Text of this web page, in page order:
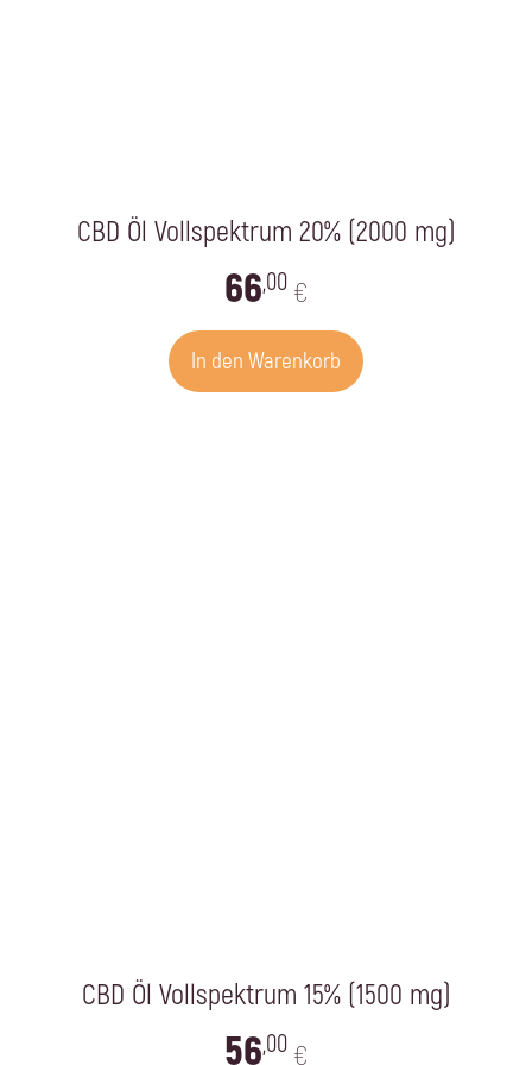
CBD Öl Vollspektrum 20% (2000 mg)
66,00 €
In den Warenkorb
CBD Öl Vollspektrum 15% (1500 mg)
56,00 €